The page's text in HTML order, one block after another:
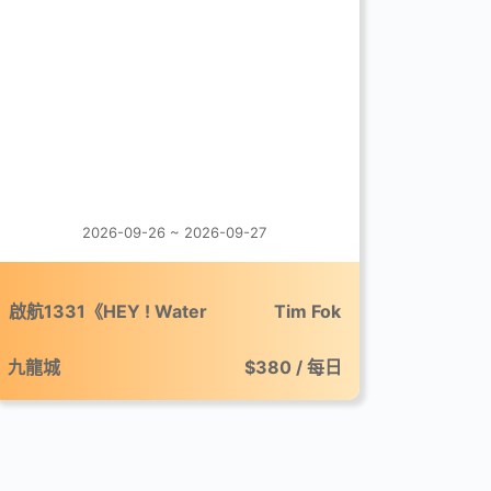
2026-09-26 ~ 2026-09-27
啟航1331《HEY ! Water
Tim Fok
九龍城 $380 / 每日